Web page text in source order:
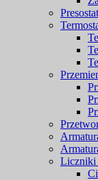
Liczniki